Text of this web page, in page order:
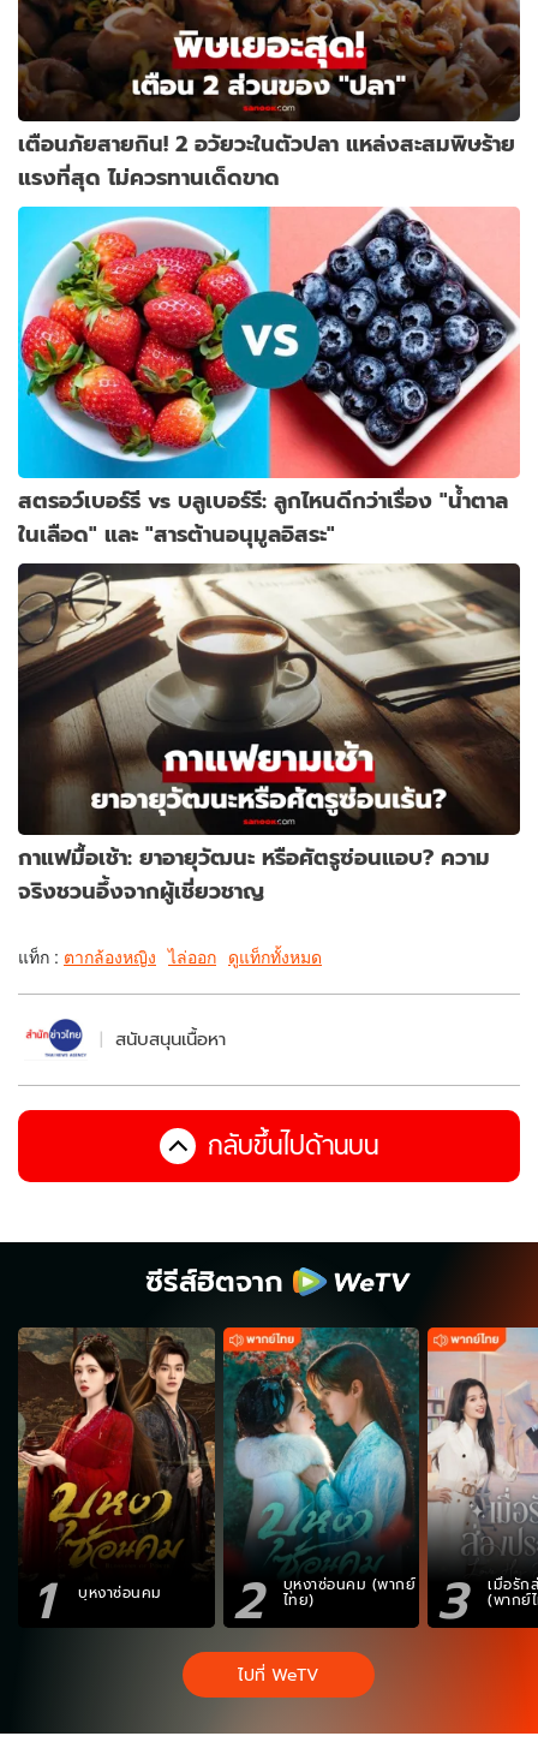
เตือนภัยสายกิน! 2 อวัยวะในตัวปลา แหล่งสะสมพิษร้าย
แรงที่สุด ไม่ควรทานเด็ดขาด
สตรอว์เบอร์รี vs บลูเบอร์รี: ลูกไหนดีกว่าเรื่อง "น้ำตาล
ในเลือด" และ "สารต้านอนุมูลอิสระ"
กาแฟมื้อเช้า: ยาอายุวัฒนะ หรือศัตรูซ่อนแอบ? ความ
จริงชวนอึ้งจากผู้เชี่ยวชาญ
แท็ก : ตากล้องหญิง ไล่ออก ดูแท็กทั้งหมด
สนับสนุนเนื้อหา
กลับขึ้นไปด้านบน
ซีรีส์ฮิตจาก
1 บุหงาซ่อนคม 2 บุหงาซ่อนคม (พากย์
ไทย) 3 เมื่อรัก
(พากย์
ไปที่ WeTV